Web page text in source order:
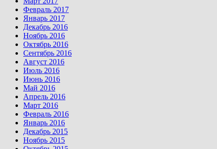
Февраль 2017
Январь 2017
Декабрь 2016
Ноябрь 2016
Октябрь 2016
Сентябрь 2016
Август 2016
Июль 2016
Июнь 2016
Май 2016
Апрель 2016
Март 2016
Февраль 2016
Январь 2016
Декабрь 2015
Ноябрь 2015